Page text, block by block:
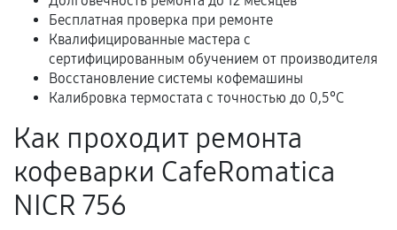
Расширенная гарантия
В некоторых случаях возможно оформление
расширенной гарантии. Стоимость, сроки и
условия продления согласовываются отдельно и
Когда гарантия не действует
Бесплатная проверка при ремонте
Квалифицированные мастера с
сертифицированным обучением от производителя
Восстановление системы кофемашины
Калибровка термостата с точностью до 0,5°C
Как проходит ремонта
кофеварки CafeRomatica
NICR 756